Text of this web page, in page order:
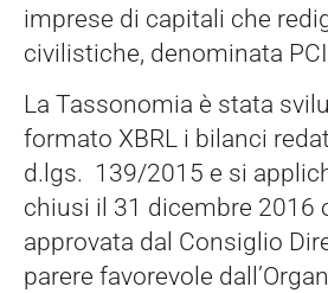
imprese di capitali che
civilistiche, denominata
La Tassonomia è stata
formato XBRL i bilanci
d.lgs. 139/2015 e si
chiusi il 31 dicembre 2016
approvata dal Consiglio
parere favorevole